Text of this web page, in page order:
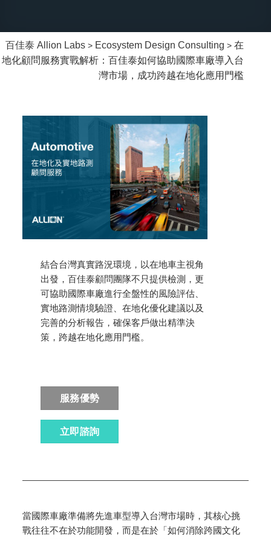
百佳泰 Allion Labs > Ecosystem Design Consulting >在
地化顧問服務實戰解析：百佳泰如何協助國際車廠導入台
灣市場，成功跨越在地化應用門檻
結合台灣真實路況環境，以在地車主視角
出發，百佳泰顧問團隊不只提供檢測，更
可協助國際車廠進行全盤性的風險評估、
實地路測情境驗證、在地化優化建議以及
完善的分析報告，確保客戶做出精準決
策，跨越在地化應用門檻。
服務優勢
立即諮詢
當國際車廠準備將先進車型導入台灣市場時，其核心挑
戰往往不在於功能開發，而是在於「如何消除跨國文化